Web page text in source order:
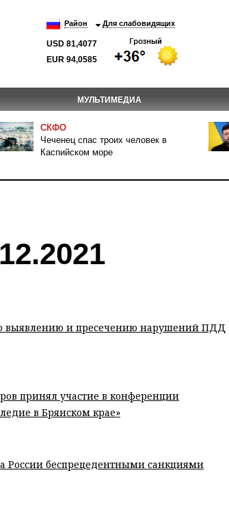
Район Для слабовидящих
USD 81,4077
EUR 94,0585
МУЛЬТИМЕДИА
СКФО
Чеченец спас троих человек в
Каспийском море
выявлению и пресечению нарушений ПДД
принял участие в конференции
в Брянском крае»
России беспрецедентными санкциями